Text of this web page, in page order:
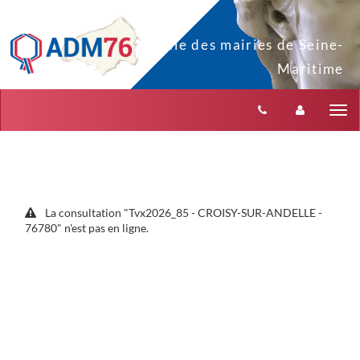
La consultation "Tvx2026_85 - CROISY-SUR-ANDELLE -
76780" n'est pas en ligne.